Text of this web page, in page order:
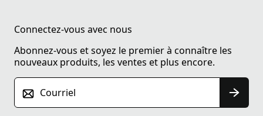
Connectez-vous avec nous
Abonnez-vous et soyez le premier à connaître les
nouveaux produits, les ventes et plus encore.
Courriel